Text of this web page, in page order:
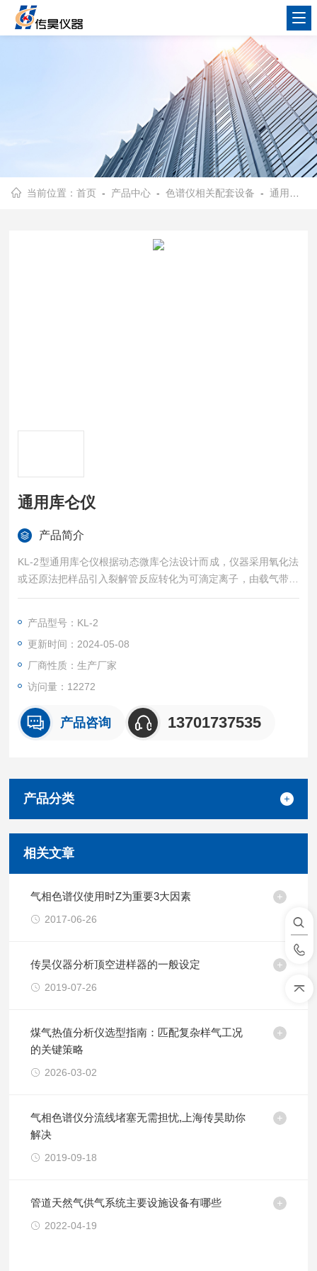
当前位置：首页 - 产品中心 -色谱仪相关配套设备 -通用库仑仪
通用库仑仪
产品简介
KL-2型通用库仑仪根据动态微库仑法设计而成，仪器采用氧化法
或还原法把样品引入裂解管反应转化为可滴定离子，由载气带入
滴定池中滴定，测量电解滴定过程中所消耗的电量，依据法拉第
品、分析速度快、自动滤除假峰、自动校验等特点。
产品型号：KL-2
更新时间：2024-05-08
厂商性质：生产厂家
访问量：12272
产品咨询 13701737535
产品分类
相关文章
气相色谱仪使用时Z为重要3大因素
2017-06-26
传昊仪器分析顶空进样器的一般设定
2019-07-26
煤气热值分析仪选型指南：匹配复杂样气工况
的关键策略
2026-03-02
气相色谱仪分流线堵塞无需担忧,上海传昊助你
解决
2019-09-18
管道天然气供气系统主要设施设备有哪些
2022-04-19